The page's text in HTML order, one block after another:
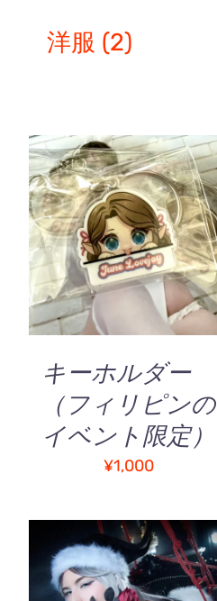
洋服 (2)
お買い物カゴに追加
/
QUICK VIEW
キーホルダー
（フィリピンの
イベント限定）
¥1,000